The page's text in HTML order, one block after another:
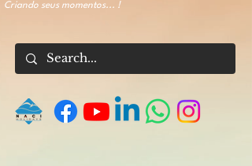
Criando seus momentos... !